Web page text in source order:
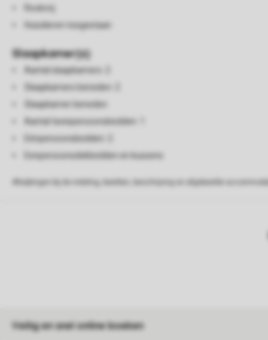
Rookvrij
Huisdieren toegestaan
Slaapkamer(s)
Aantal slaapkamers: 2
Slaapkamers beneden: 2
Slaapkamer beneden
Aantal tweepersoonsbedden: 1
Eénpersoonsbedden: 2
Eenpersoonsdekbedden en kussens
Veilig en snel online boeken